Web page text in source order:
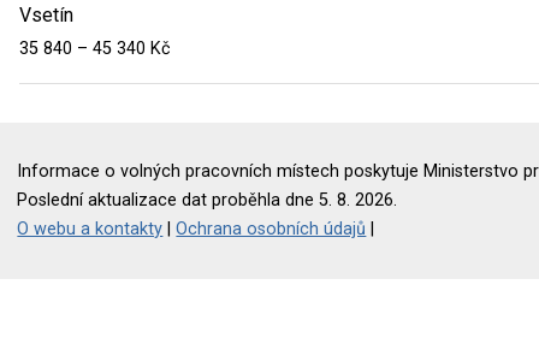
Vsetín
35 840 – 45 340 Kč
Informace o volných pracovních místech poskytuje Ministerstvo
Poslední aktualizace dat proběhla dne 5. 8. 2026.
O webu a kontakty |Ochrana osobních údajů